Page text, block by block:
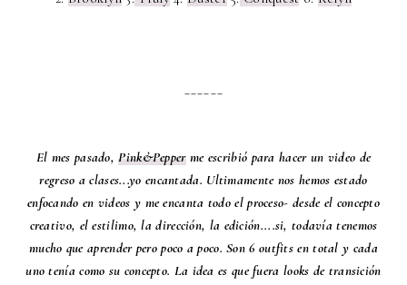
El mes pasado,Pink&Pepperme escribió para hacer un video de
regreso a clases...yo encantada. Ultimamente nos hemos estado
enfocando en videos y me encanta todo el proceso- desde el concepto
creativo, el estilimo, la dirección, la edición....si, todavía tenemos
mucho que aprender pero poco a poco. Son 6 outfits en total y cada
uno tenía como su concepto. La idea es que fuera looks de transición